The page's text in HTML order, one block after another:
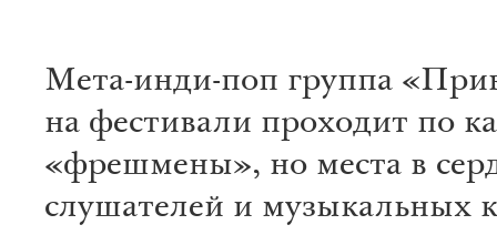
Мета-инди-поп группа
на фестивали проходит по
«фрешмены», но места в
слушателей и музыкальных